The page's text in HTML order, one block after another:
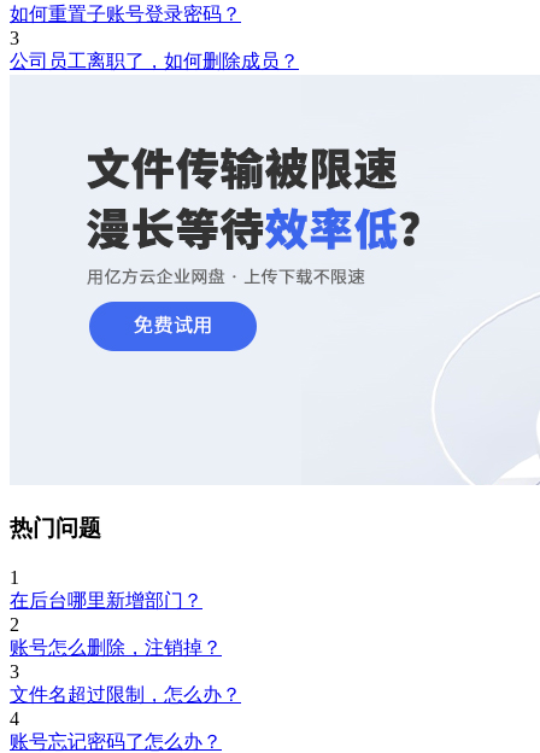
如何重置子账号登录密码？
3
公司员工离职了，如何删除成员？
热门问题
1
在后台哪里新增部门？
2
账号怎么删除，注销掉？
3
文件名超过限制，怎么办？
4
账号忘记密码了怎么办？